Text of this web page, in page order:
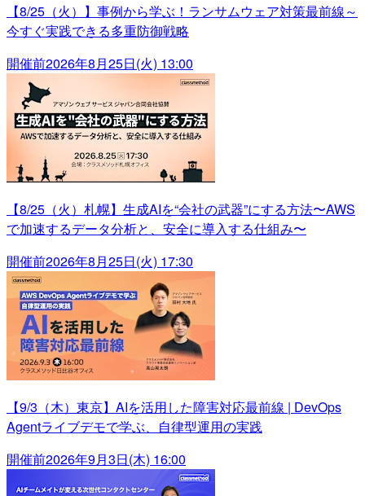
【8/25（火）】事例から学ぶ！ランサムウェア対策最前線～
今すぐ実践できる多重防御戦略
開催前2026年8月25日(火) 13:00
【8/25（火）札幌】生成AIを“会社の武器”にする方法〜AWS
で加速するデータ分析と、安全に導入する仕組み〜
開催前2026年8月25日(火) 17:30
【9/3（木）東京】AIを活用した障害対応最前線 | DevOps
Agentライブデモで学ぶ、自律型運用の実践
開催前2026年9月3日(木) 16:00